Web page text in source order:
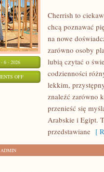
6 - 2026
OFFON
Cherrish to
chcą poznawać
na nowe
zarówno osoby
lubią czytać o
codzienności
lekkim,
znaleźć zarówno
przenieść się
Arabskie i Egipt.
przedstawiane [